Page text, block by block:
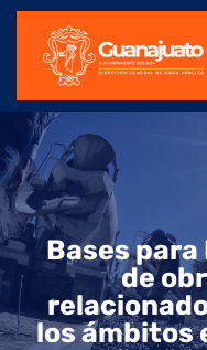
Bases
de
los ámbitos